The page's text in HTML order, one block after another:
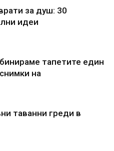
за душ: 30
идеи
тапетите един
на
таванни греди в